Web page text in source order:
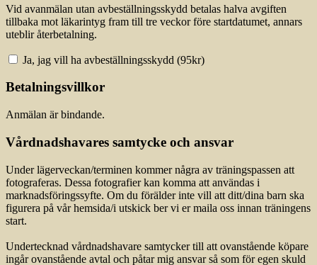
Vid avanmälan utan avbeställningsskydd betalas halva avgiften
tillbaka mot läkarintyg fram till tre veckor före startdatumet, annars
uteblir återbetalning.
Ja, jag vill ha avbeställningsskydd (95kr)
Betalningsvillkor
Anmälan är bindande.
Vårdnadshavares samtycke och ansvar
Under lägerveckan/terminen kommer några av träningspassen att
fotograferas. Dessa fotografier kan komma att användas i
marknadsföringssyfte. Om du förälder inte vill att ditt/dina barn ska
figurera på vår hemsida/i utskick ber vi er maila oss innan träningens
start.
Undertecknad vårdnadshavare samtycker till att ovanstående köpare
ingår ovanstående avtal och påtar mig ansvar så som för egen skuld